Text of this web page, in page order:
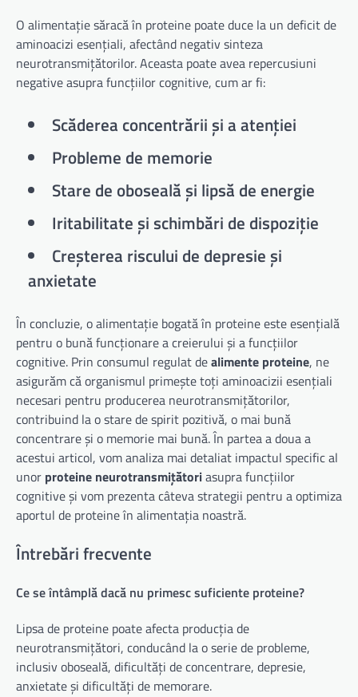
O alimentație săracă în proteine poate duce la un deficit de
aminoacizi esențiali, afectând negativ sinteza
neurotransmițătorilor. Aceasta poate avea repercusiuni
negative asupra funcțiilor cognitive, cum ar fi:
Scăderea concentrării și a atenției
Probleme de memorie
Stare de oboseală și lipsă de energie
Iritabilitate și schimbări de dispoziție
Creșterea riscului de depresie și
anxietate
În concluzie, o alimentație bogată în proteine este esențială
pentru o bună funcționare a creierului și a funcțiilor
cognitive. Prin consumul regulat dealimente proteine, ne
asigurăm că organismul primește toți aminoacizii esențiali
necesari pentru producerea neurotransmițătorilor,
contribuind la o stare de spirit pozitivă, o mai bună
concentrare și o memorie mai bună. În partea a doua a
acestui articol, vom analiza mai detaliat impactul specific al
unor proteine neurotransmițătoriasupra funcțiilor
cognitive și vom prezenta câteva strategii pentru a optimiza
aportul de proteine în alimentația noastră.
Întrebări frecvente
Ce se întâmplă dacă nu primesc suficiente proteine?
Lipsa de proteine poate afecta producția de
neurotransmițători, conducând la o serie de probleme,
inclusiv oboseală, dificultăți de concentrare, depresie,
anxietate și dificultăți de memorare.